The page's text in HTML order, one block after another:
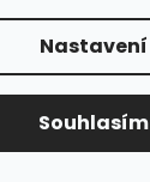
Nastavení
Souhlasím